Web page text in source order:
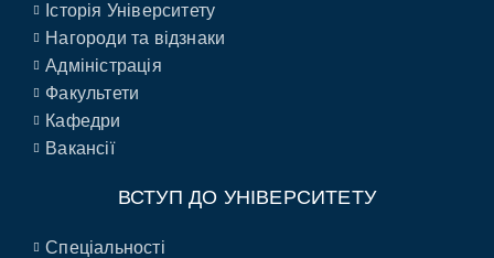
Історія Університету
Нагороди та відзнаки
Адміністрація
Факультети
Кафедри
Вакансії
ВСТУП ДО УНІВЕРСИТЕТУ
Спеціальності